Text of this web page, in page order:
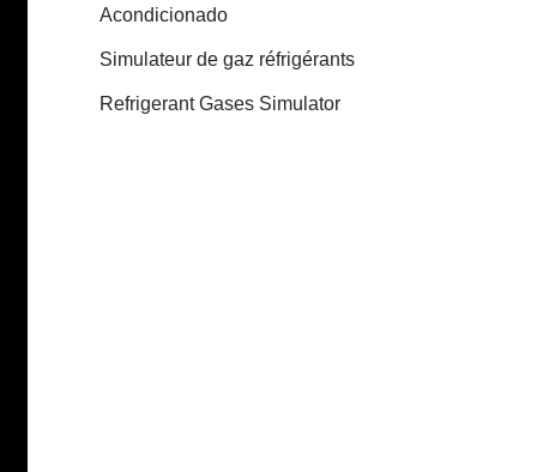
Acondicionado
Simulateur de gaz réfrigérants
Refrigerant Gases Simulator